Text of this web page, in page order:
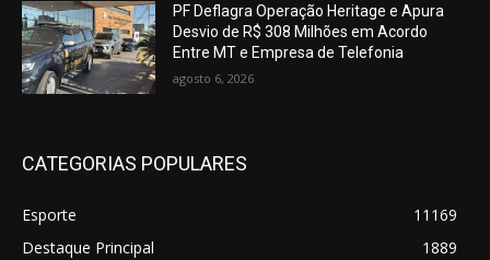
PF Deflagra Operação Heritage e Apura
Desvio de R$ 308 Milhões em Acordo
Entre MT e Empresa de Telefonia
agosto 6, 2026
CATEGORIAS POPULARES
Esporte
11169
Destaque Principal
1889